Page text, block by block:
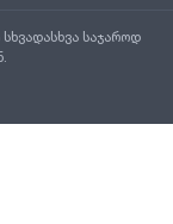
საჯაროდ